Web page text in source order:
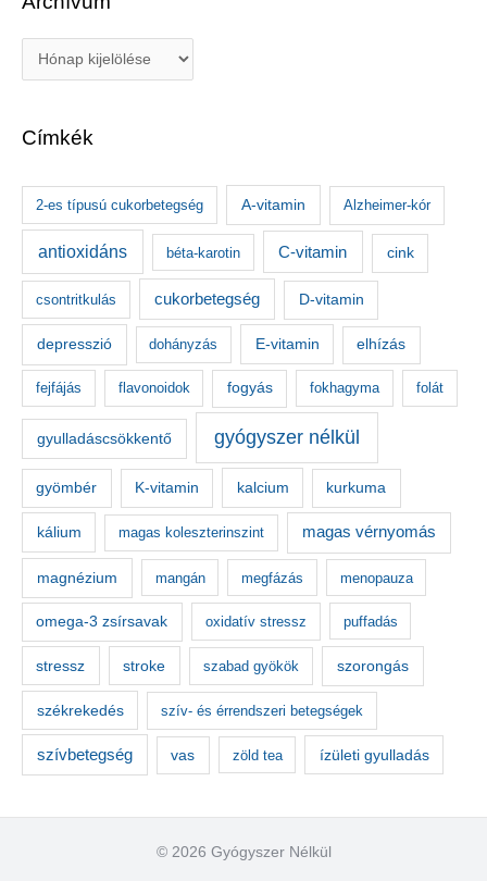
r
h
u
Címkék
2-es típusú cukorbetegség A-vitamin Alzheimer-kór
antioxidáns béta-karotin C-vitamin cink
csontritkulás cukorbetegség D-vitamin
depresszió dohányzás E-vitamin elhízás
fejfájás flavonoidok fogyás fokhagyma folát
gyulladáscsökkentő gyógyszer nélkül
gyömbér K-vitamin kalcium kurkuma
kálium magas koleszterinszint magas vérnyomás
magnézium mangán megfázás menopauza
omega-3 zsírsavak oxidatív stressz puffadás
stressz stroke szabad gyökök szorongás
székrekedés szív- és érrendszeri betegségek
szívbetegség vas zöld tea ízületi gyulladás
© 2026 Gyógyszer Nélkül